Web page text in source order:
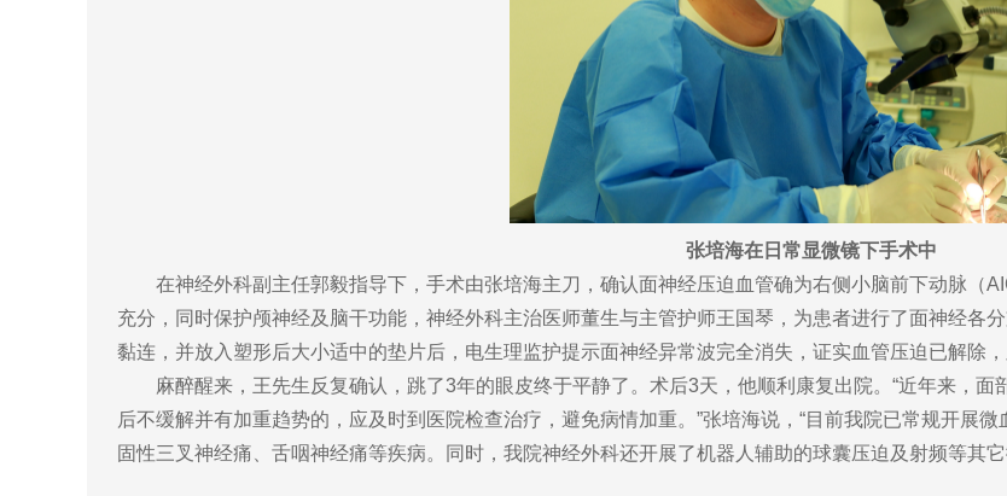
张培海在日常显微镜下手术中
在神经外科副主任郭毅指导下，手术由张培海主刀，确认面神经压迫血管确为右侧小脑前下动脉（
充分，同时保护颅神经及脑干功能，神经外科主治医师董生与主管护师王国琴，为患者进行了面神经各
黏连，并放入塑形后大小适中的垫片后，电生理监护提示面神经异常波完全消失，证实血管压迫已解除
麻醉醒来，王先生反复确认，跳了3年的眼皮终于平静了。术后3天，他顺利康复出院。“近年来，面
后不缓解并有加重趋势的，应及时到医院检查治疗，避免病情加重。”张培海说，“目前我院已常规开展
固性三叉神经痛、舌咽神经痛等疾病。同时，我院神经外科还开展了机器人辅助的球囊压迫及射频等其